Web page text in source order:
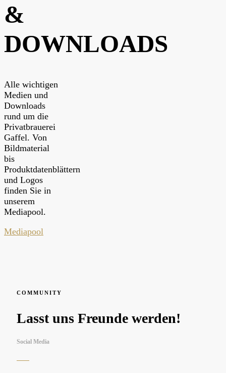
&
DOWNLOADS
Alle wichtigen
Medien und
Downloads
rund um die
Privatbrauerei
Gaffel. Von
Bildmaterial
bis
Produktdatenblättern
und Logos
finden Sie in
unserem
Mediapool.
Mediapool
COMMUNITY
Lasst uns Freunde werden!
Social Media